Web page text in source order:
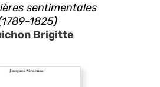
sentimentales
1825)
Brigitte